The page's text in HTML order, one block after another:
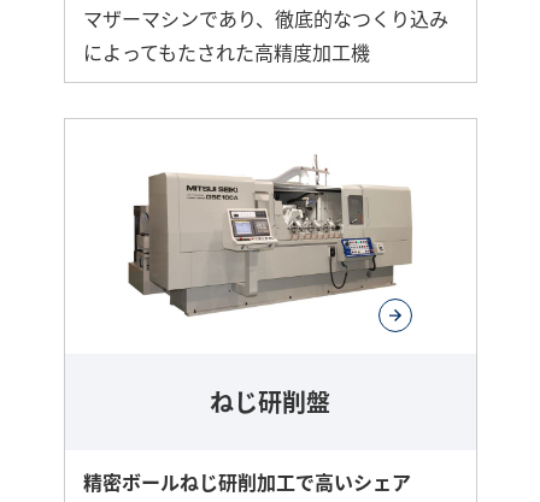
マザーマシンであり、徹底的なつくり込み
によってもたされた高精度加工機
ねじ研削盤
精密ボールねじ研削加工で高いシェア